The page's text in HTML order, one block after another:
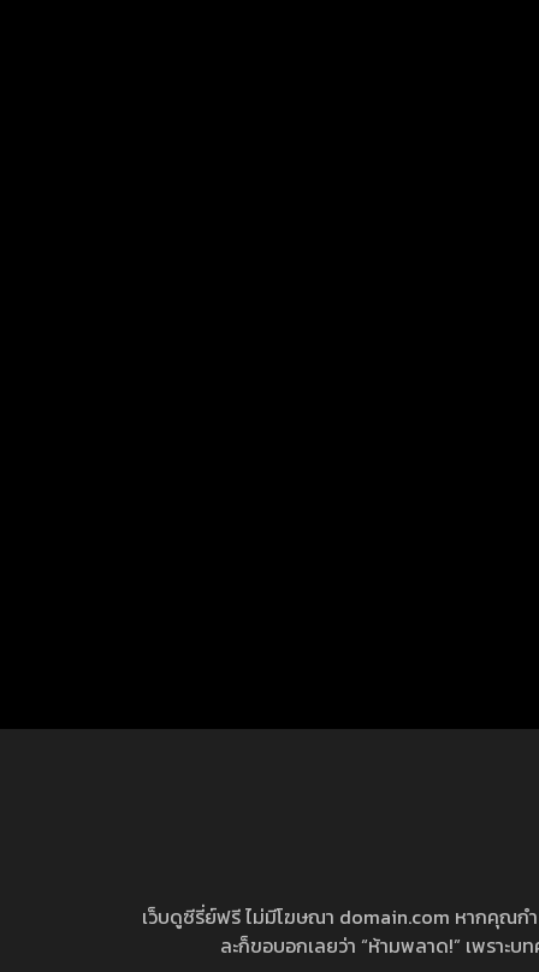
เว็บดูซีรี่ย์ฟรี ไม่มีโฆษณา domain.com หากคุณก
ละก็ขอบอกเลยว่า “ห้ามพลาด!” เพราะ